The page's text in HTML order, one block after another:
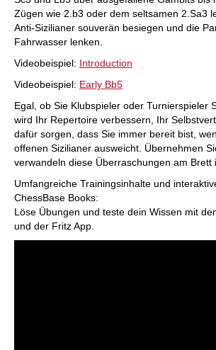
Zügen wie 2.b3 oder dem seltsamen 2.Sa3
Anti-Sizilianer souverän besiegen und die
Fahrwasser lenken.
Videobeispiel: Introduction
Videobeispiel: Early Bb5
Egal, ob Sie Klubspieler oder Turnierspieler
wird Ihr Repertoire verbessern, Ihr
dafür sorgen, dass Sie immer bereit bist,
offenen Sizilianer ausweicht. Übernehmen
verwandeln diese Überraschungen am Brett
Umfangreiche Trainingsinhalte und
ChessBase Books:
Löse Übungen und teste dein Wissen mit
und der Fritz App.